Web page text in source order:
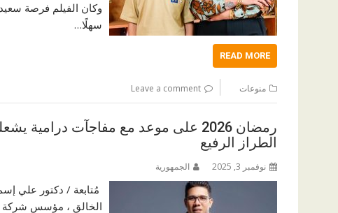
وكان الفيلم فرصة
سهلًا…
READ MORE
منوعات Leave a comment
رمضان 2026 على موعد مع مفاجآت
الطراز الرفيع
نوفمبر 3, 2025 الجمهورية
الخالق ، مؤسس شركة